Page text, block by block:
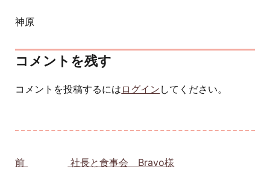
神原
コメントを残す
コメントを投稿するには ログイン してください。
前
社長と食事会 Bravo様